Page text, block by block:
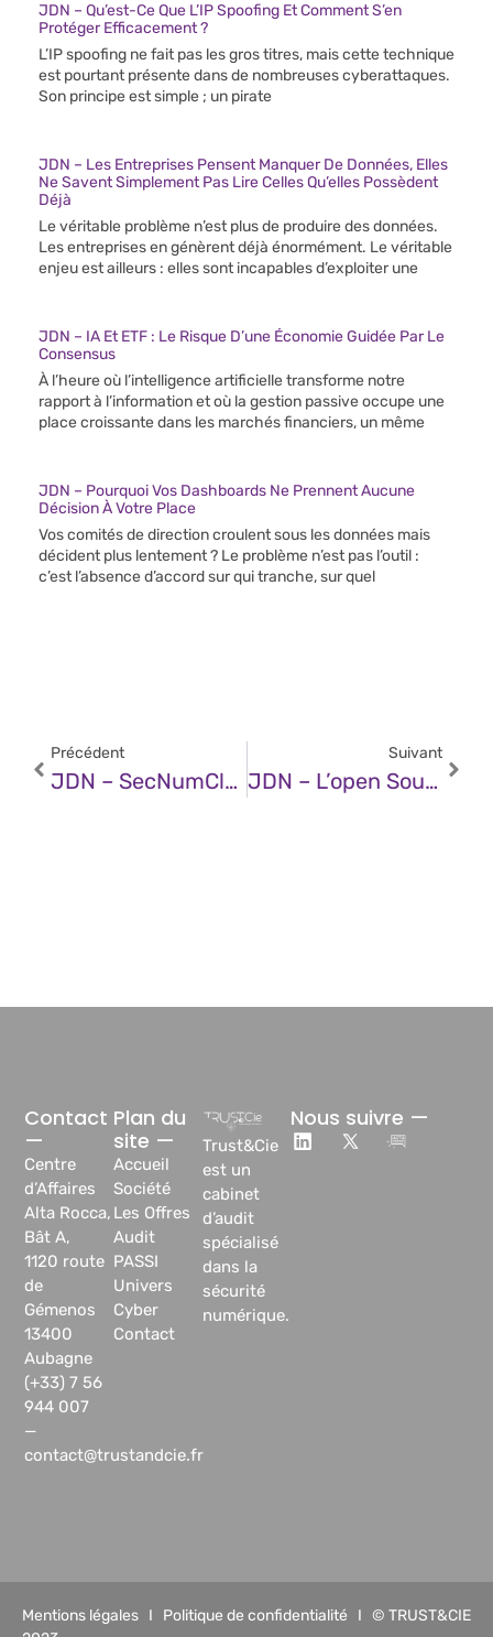
JDN – Qu’est-Ce Que L’IP Spoofing Et Comment S’en
Protéger Efficacement ?
L’IP spoofing ne fait pas les gros titres, mais cette technique
est pourtant présente dans de nombreuses cyberattaques.
Son principe est simple ; un pirate
JDN – Les Entreprises Pensent Manquer De Données, Elles
Ne Savent Simplement Pas Lire Celles Qu’elles Possèdent
Déjà
Le véritable problème n’est plus de produire des données.
Les entreprises en génèrent déjà énormément. Le véritable
enjeu est ailleurs : elles sont incapables d’exploiter une
JDN – IA Et ETF : Le Risque D’une Économie Guidée Par Le
Consensus
À l’heure où l’intelligence artificielle transforme notre
rapport à l’information et où la gestion passive occupe une
place croissante dans les marchés financiers, un même
JDN – Pourquoi Vos Dashboards Ne Prennent Aucune
Décision À Votre Place
Vos comités de direction croulent sous les données mais
décident plus lentement ? Le problème n’est pas l’outil :
c’est l’absence d’accord sur qui tranche, sur quel
Précédent
JDN – SecNumCloud 3.2 : L’Anssi En Demande-T-Elle Trop ?
Suivant
JDN – L’open Source, Une Réponse Stratégique Aux Incertitudes Et Menaces De La Guerre Tarifaire
Trust&Cie
est un
cabinet
d’audit
spécialisé
dans la
sécurité
numérique.
Plan du
site —
Accueil
Société
Les Offres
Audit
PASSI
Univers
Cyber
Contact
Contact
—
Centre
d’Affaires
Alta Rocca,
Bât A,
1120 route
de
Gémenos
13400
Aubagne
(+33) 7 56
944 007
—
contact@trustandcie.fr
Nous suivre —
Mentions légales I Politique de confidentialité I © TRUST&CIE